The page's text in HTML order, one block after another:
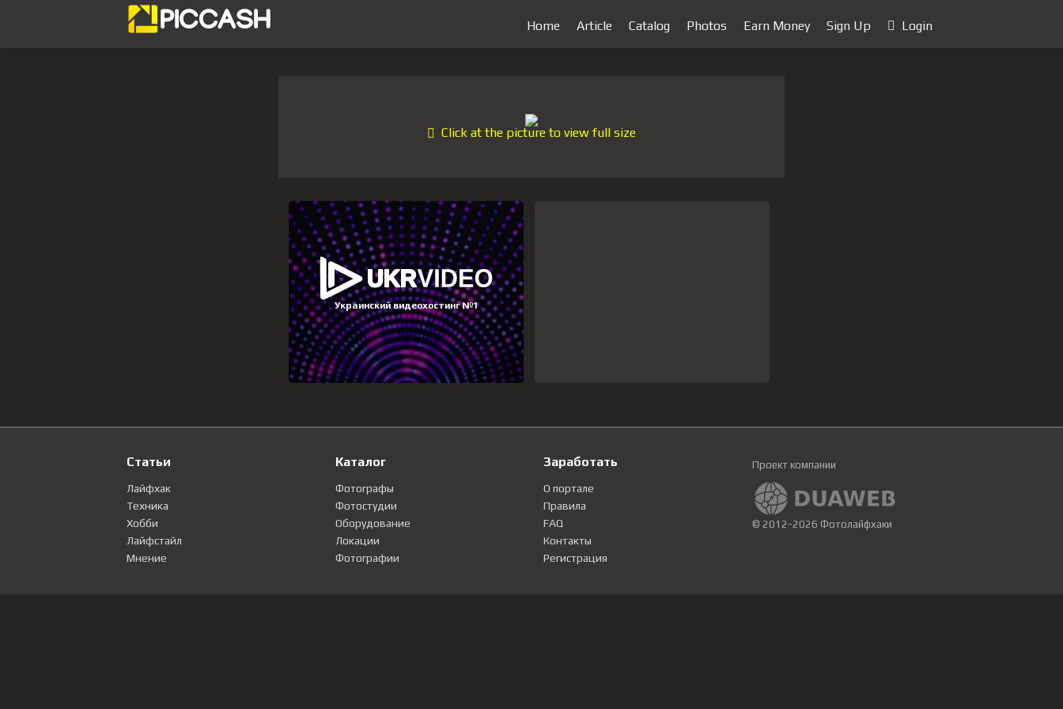
Home Article Catalog Photos Earn Money Sign Up Login
Click at the picture to view full size
Статьи
Лайфхак
Техника
Хобби
Лайфстайл
Мнение
Каталог
Фотографы
Фотостудии
Оборудование
Локации
Фотографии
Заработать
О портале
Правила
FAQ
Контакты
Регистрация
Проект компании
© 2012-2026 Фотолайфхаки